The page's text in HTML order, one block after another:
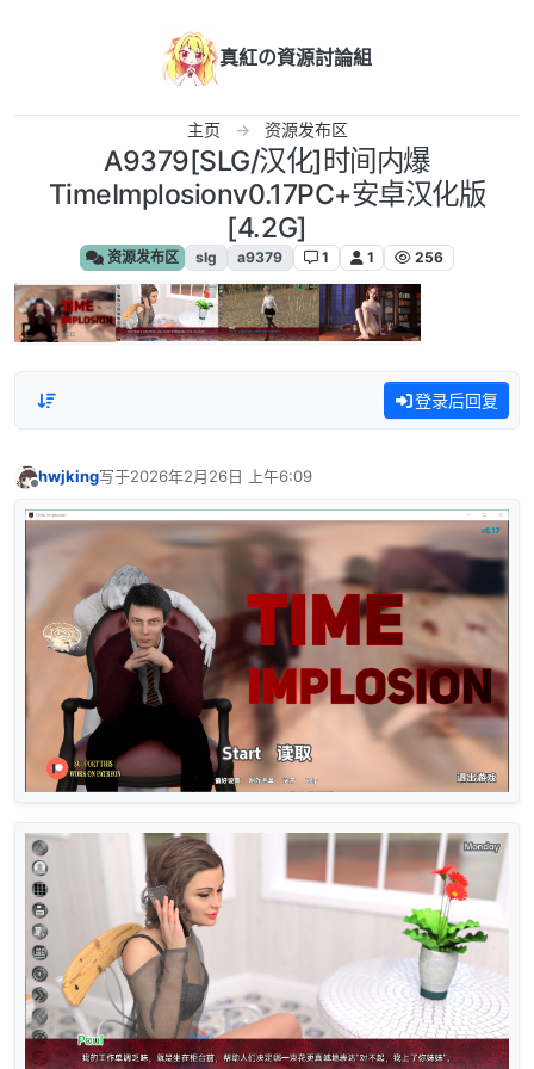
真紅の資源討論組
主页 资源发布区
A9379[SLG/汉化]时间内爆
TimeImplosionv0.17PC+安卓汉化版
[4.2G]
资源发布区 slg a9379 1 1 256
登录后回复
hwjking写于2026年2月26日 上午6:09
最后由 编辑